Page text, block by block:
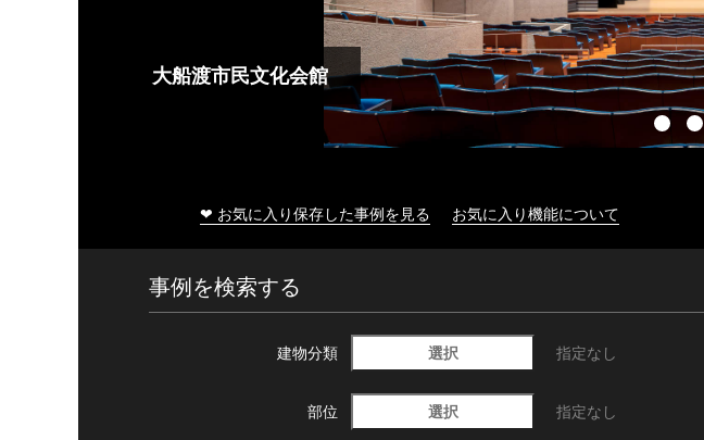
大船渡市民文化会館
❤ お気に入り保存した事例を見る お気に入り機能について
事例を検索する
建物分類 選択 指定なし
部位 選択 指定なし